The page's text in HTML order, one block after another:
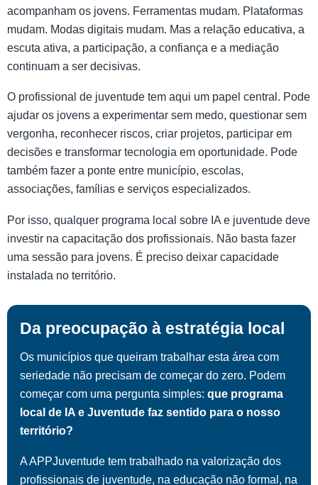
acompanham os jovens. Ferramentas mudam. Plataformas
mudam. Modas digitais mudam. Mas a relação educativa, a
escuta ativa, a participação, a confiança e a mediação
continuam a ser decisivas.
O profissional de juventude tem aqui um papel central. Pode
ajudar os jovens a experimentar sem medo, questionar sem
vergonha, reconhecer riscos, criar projetos, participar em
decisões e transformar tecnologia em oportunidade. Pode
também fazer a ponte entre município, escolas,
associações, famílias e serviços especializados.
Por isso, qualquer programa local sobre IA e juventude deve
investir na capacitação dos profissionais. Não basta fazer
uma sessão para jovens. É preciso deixar capacidade
instalada no território.
Da preocupação à estratégia local
Os municípios que queiram trabalhar esta área com
seriedade não precisam de começar do zero. Podem
começar com uma pergunta simples:que programa
local de IA e Juventude faz sentido para o nosso
território?
A APPJuventude tem trabalhado na valorização dos
profissionais de juventude, na educação não formal, na